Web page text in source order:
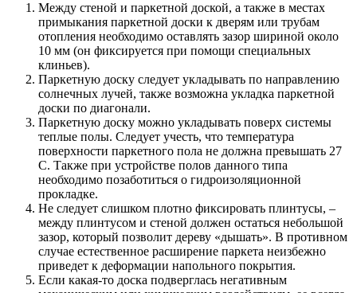
Между стеной и паркетной доской, а также в местах
примыкания паркетной доски к дверям или трубам
отопления необходимо оставлять зазор шириной около
10 мм (он фиксируется при помощи специальных
клиньев).
Паркетную доску следует укладывать по направлению
солнечных лучей, также возможна укладка паркетной
доски по диагонали.
Паркетную доску можно укладывать поверх системы
теплые полы. Следует учесть, что температура
поверхности паркетного пола не должна превышать 27
С. Также при устройстве полов данного типа
необходимо позаботиться о гидроизоляционной
прокладке.
Не следует слишком плотно фиксировать плинтусы, –
между плинтусом и стеной должен остаться небольшой
зазор, который позволит дереву «дышать». В противном
случае естественное расширение паркета неизбежно
приведет к деформации напольного покрытия.
Если какая-то доска подверглась негативным